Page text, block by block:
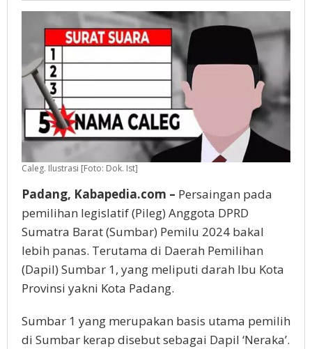
Caleg. Ilustrasi [Foto: Dok. Ist]
Padang, Kabapedia.com – Persaingan pada
pemilihan legislatif (Pileg) Anggota DPRD
Sumatra Barat (Sumbar) Pemilu 2024 bakal
lebih panas. Terutama di Daerah Pemilihan
(Dapil) Sumbar 1, yang meliputi darah Ibu Kota
Provinsi yakni Kota Padang.
Sumbar 1 yang merupakan basis utama pemilih
di Sumbar kerap disebut sebagai Dapil ‘Neraka’.